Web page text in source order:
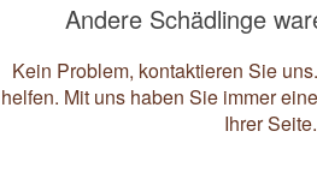
Andere Schädlinge
Kein Problem, kontaktieren Sie
helfen. Mit uns haben Sie immer
Ihrer Seite.